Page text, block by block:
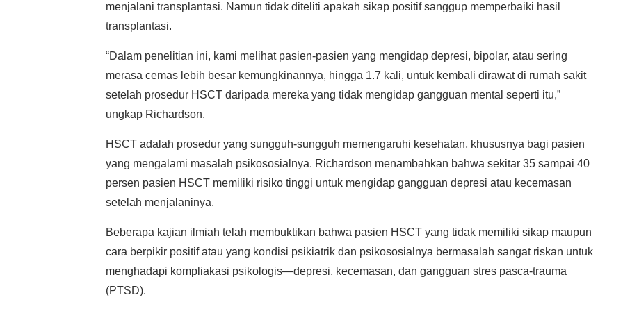
menjalani transplantasi. Namun tidak diteliti apakah sikap positif sanggup memperbaiki hasil
transplantasi.
“Dalam penelitian ini, kami melihat pasien-pasien yang mengidap depresi, bipolar, atau sering
merasa cemas lebih besar kemungkinannya, hingga 1.7 kali, untuk kembali dirawat di rumah sakit
setelah prosedur HSCT daripada mereka yang tidak mengidap gangguan mental seperti itu,”
ungkap Richardson.
HSCT adalah prosedur yang sungguh-sungguh memengaruhi kesehatan, khususnya bagi pasien
yang mengalami masalah psikososialnya. Richardson menambahkan bahwa sekitar 35 sampai 40
persen pasien HSCT memiliki risiko tinggi untuk mengidap gangguan depresi atau kecemasan
setelah menjalaninya.
Beberapa kajian ilmiah telah membuktikan bahwa pasien HSCT yang tidak memiliki sikap maupun
cara berpikir positif atau yang kondisi psikiatrik dan psikososialnya bermasalah sangat riskan untuk
menghadapi kompliakasi psikologis—depresi, kecemasan, dan gangguan stres pasca-trauma
(PTSD).